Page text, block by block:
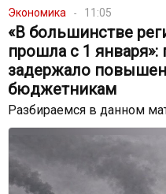
Экономика 11:05
«В большинстве
прошла с 1 января»:
задержало
бюджетникам
Разбираемся в данном